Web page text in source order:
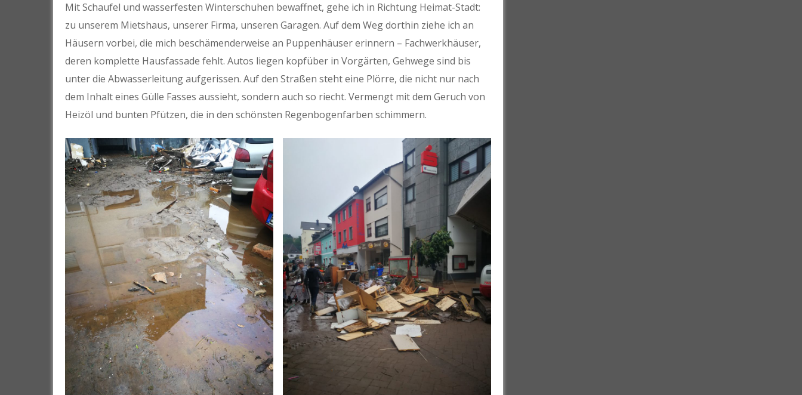
Mit Schaufel und wasserfesten Winterschuhen bewaffnet, gehe ich in Richtung Heimat-Stadt:
zu unserem Mietshaus, unserer Firma, unseren Garagen. Auf dem Weg dorthin ziehe ich an
Häusern vorbei, die mich beschämenderweise an Puppenhäuser erinnern – Fachwerkhäuser,
deren komplette Hausfassade fehlt. Autos liegen kopfüber in Vorgärten, Gehwege sind bis
unter die Abwasserleitung aufgerissen. Auf den Straßen steht eine Plörre, die nicht nur nach
dem Inhalt eines Gülle Fasses aussieht, sondern auch so riecht. Vermengt mit dem Geruch von
Heizöl und bunten Pfützen, die in den schönsten Regenbogenfarben schimmern.